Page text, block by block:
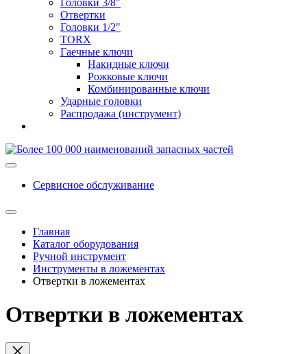
Головки 3/8"
Отвертки
Головки 1/2"
TORX
Гаечные ключи
Накидные ключи
Рожковые ключи
Комбинированные ключи
Ударные головки
Распродажа (инструмент)
Сервисное обслуживание
Главная
Каталог оборудования
Ручной инструмент
Инструменты в ложементах
Отвертки в ложементах
Отвертки в ложементах